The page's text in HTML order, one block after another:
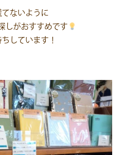
ないように
しがおすすめです
しています！